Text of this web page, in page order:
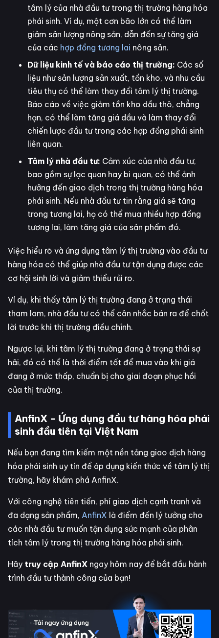
tâm lý của nhà đầu tư trong thị trường hàng hóa
phái sinh. Ví dụ, một cơn bão lớn có thể làm
giảm sản lượng nông sản, dẫn đến sự tăng giá
của các hợp đồng tương lai nông sản.
Dữ liệu kinh tế và báo cáo thị trường: Các số
liệu như sản lượng sản xuất, tồn kho, và nhu cầu
tiêu thụ có thể làm thay đổi tâm lý thị trường.
Báo cáo về việc giảm tồn kho dầu thô, chẳng
hạn, có thể làm tăng giá dầu và làm thay đổi
chiến lược đầu tư trong các hợp đồng phái sinh
liên quan.
Tâm lý nhà đầu tư: Cảm xúc của nhà đầu tư,
bao gồm sự lạc quan hay bi quan, có thể ảnh
hưởng đến giao dịch trong thị trường hàng hóa
phái sinh. Nếu nhà đầu tư tin rằng giá sẽ tăng
trong tương lai, họ có thể mua nhiều hợp đồng
tương lai, làm tăng giá của sản phẩm đó.
Việc hiểu rõ và ứng dụng tâm lý thị trường vào đầu tư
hàng hóa có thể giúp nhà đầu tư tận dụng được các
cơ hội sinh lời và giảm thiểu rủi ro.
Ví dụ, khi thấy tâm lý thị trường đang ở trạng thái
tham lam, nhà đầu tư có thể cân nhắc bán ra để chốt
lời trước khi thị trường điều chỉnh.
Ngược lại, khi tâm lý thị trường đang ở trạng thái sợ
hãi, đó có thể là thời điểm tốt để mua vào khi giá
đang ở mức thấp, chuẩn bị cho giai đoạn phục hồi
của thị trường.
AnfinX - Ứng dụng đầu tư hàng hóa phái
sinh đầu tiên tại Việt Nam
Nếu bạn đang tìm kiếm một nền tảng giao dịch hàng
hóa phái sinh uy tín để áp dụng kiến thức về tâm lý thị
trường, hãy khám phá AnfinX.
Với công nghệ tiên tiến, phí giao dịch cạnh tranh và
đa dạng sản phẩm, AnfinX là điểm đến lý tưởng cho
các nhà đầu tư muốn tận dụng sức mạnh của phân
tích tâm lý trong thị trường hàng hóa phái sinh.
Hãy truy cập AnfinX ngay hôm nay để bắt đầu hành
trình đầu tư thành công của bạn!